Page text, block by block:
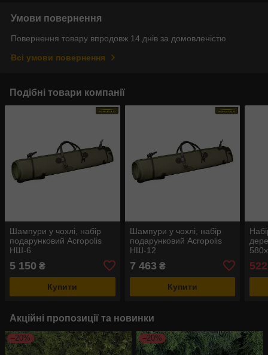
Умови повернення
Повернення товару впродовж 14 днів за домовленістю
Всі умови повернення
Подібні товари компанії
Шампури у чохлі, набір
подарунковий Acropolis
НШ-6
5 150 ₴
Купити
Шампури у чохлі, набір
подарунковий Acropolis
НШ-12
7 463 ₴
Купити
522
Акційні пропозиції та новинки
–20% –20%